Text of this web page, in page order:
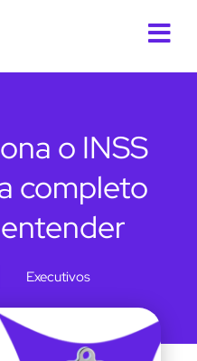
o INSS
completo
Executivos